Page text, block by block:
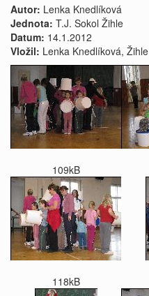
Autor: Lenka Knedlíková
Jednota: T.J. Sokol Žihle
Datum: 14.1.2012
Vložil: Lenka Knedlíková, Žihle
109kB
118kB